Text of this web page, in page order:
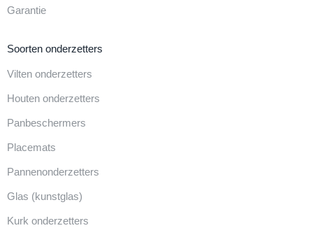
Garantie
Soorten onderzetters
Vilten onderzetters
Houten onderzetters
Panbeschermers
Placemats
Pannenonderzetters
Glas (kunstglas)
Kurk onderzetters